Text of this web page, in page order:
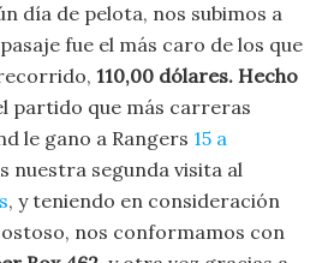
día de pelota, nos subimos a
fue el más caro de los que
110,00 dólares. Hecho
partido que más carreras
le gano a Rangers 15 a
nuestra segunda visita al
, y teniendo en consideración
nos conformamos con